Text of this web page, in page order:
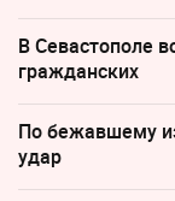
В Севастополе
гражданских
По бежавшему
удар